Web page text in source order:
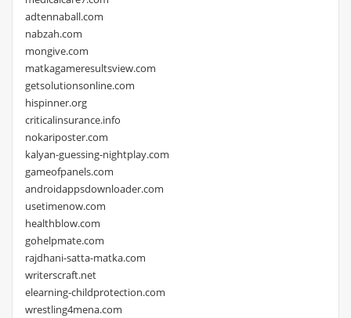
adtennaball.com
nabzah.com
mongive.com
matkagameresultsview.com
getsolutionsonline.com
hispinner.org
criticalinsurance.info
nokariposter.com
kalyan-guessing-nightplay.com
gameofpanels.com
androidappsdownloader.com
usetimenow.com
healthblow.com
gohelpmate.com
rajdhani-satta-matka.com
writerscraft.net
elearning-childprotection.com
wrestling4mena.com